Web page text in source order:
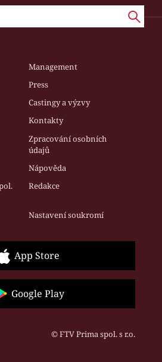
Management
Press
Castingy a výzvy
Kontakty
Zpracování osobních
údajů
Nápověda
Redakce
Nastavení soukromí
App Store
Google Play
© FTV Prima spol. s r.o.